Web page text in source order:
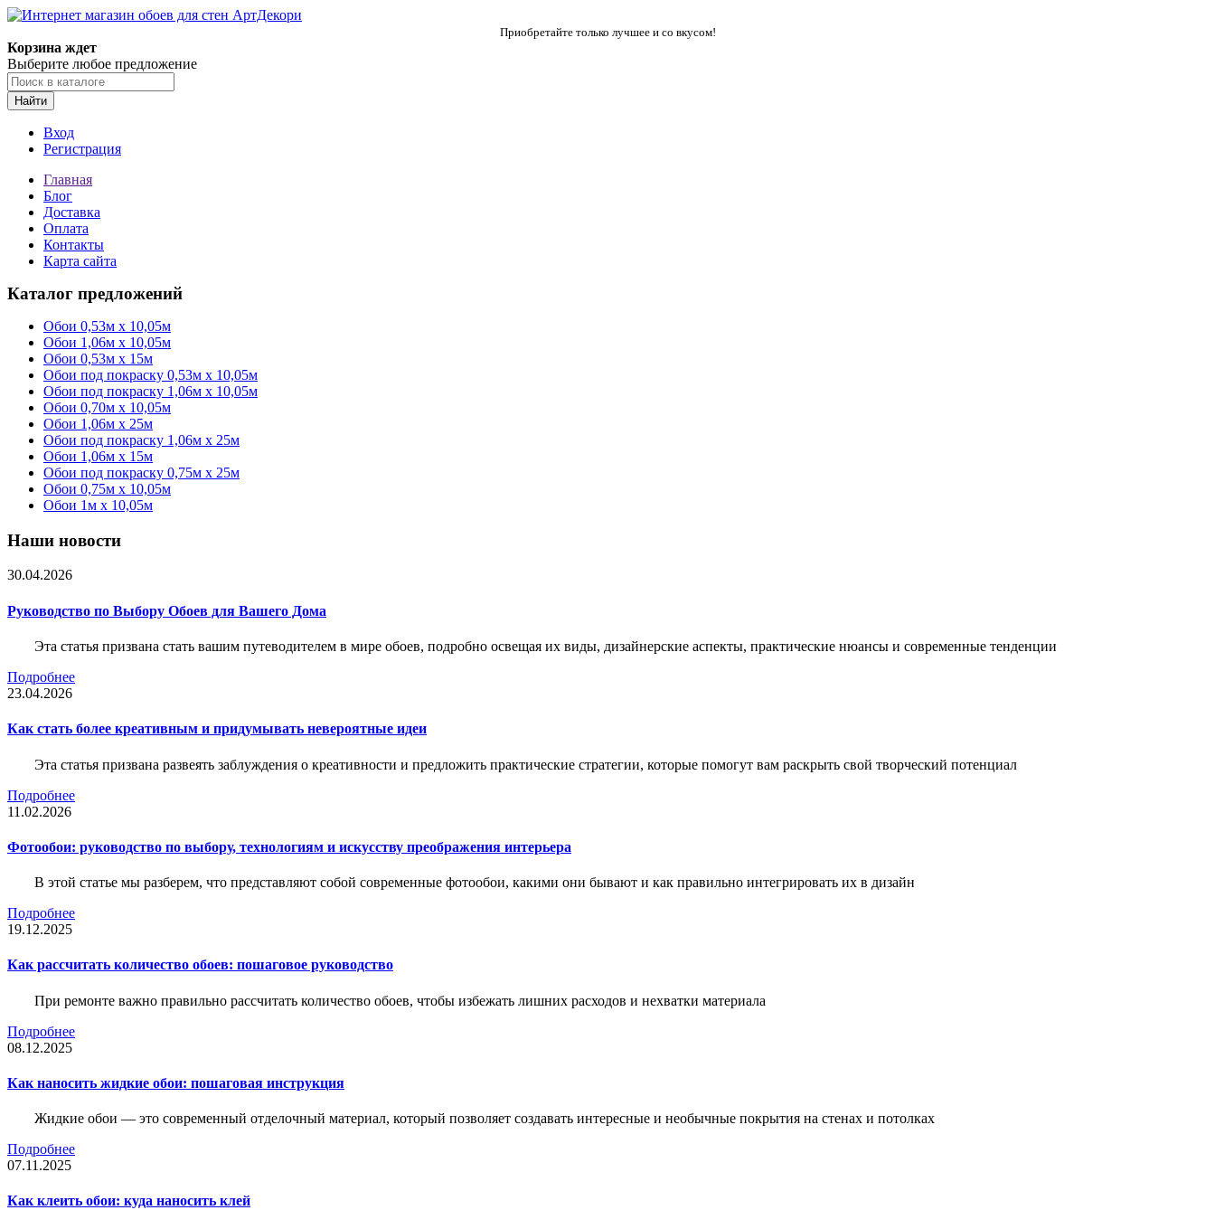
Приобретайте только лучшее и со вкусом!
Корзина ждет
Выберите любое предложение
Найти
Вход
Регистрация
Главная
Блог
Доставка
Оплата
Контакты
Карта сайта
Каталог предложений
Обои 0,53м x 10,05м
Обои 1,06м х 10,05м
Обои 0,53м x 15м
Обои под покраску 0,53м x 10,05м
Обои под покраску 1,06м х 10,05м
Обои 0,70м x 10,05м
Обои 1,06м x 25м
Обои под покраску 1,06м x 25м
Обои 1,06м x 15м
Обои под покраску 0,75м x 25м
Обои 0,75м x 10,05м
Обои 1м х 10,05м
Наши новости
30.04.2026
Руководство по Выбору Обоев для Вашего Дома
Эта статья призвана стать вашим путеводителем в мире обоев, подробно освещая их виды, дизайнерские аспекты, практические нюансы и современные тенденции
Подробнее
23.04.2026
Как стать более креативным и придумывать невероятные идеи
Эта статья призвана развеять заблуждения о креативности и предложить практические стратегии, которые помогут вам раскрыть свой творческий потенциал
Подробнее
11.02.2026
Фотообои: руководство по выбору, технологиям и искусству преображения интерьера
В этой статье мы разберем, что представляют собой современные фотообои, какими они бывают и как правильно интегрировать их в дизайн
Подробнее
19.12.2025
Как рассчитать количество обоев: пошаговое руководство
При ремонте важно правильно рассчитать количество обоев, чтобы избежать лишних расходов и нехватки материала
Подробнее
08.12.2025
Как наносить жидкие обои: пошаговая инструкция
Жидкие обои — это современный отделочный материал, который позволяет создавать интересные и необычные покрытия на стенах и потолках
Подробнее
07.11.2025
Как клеить обои: куда наносить клей